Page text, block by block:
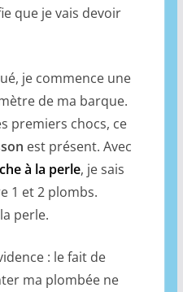
que je vais devoir
je commence une
de ma barque.
premiers chocs, ce
est présent. Avec
à la perle, je sais
1 et 2 plombs.
perle.
: le fait de
ma plombée ne